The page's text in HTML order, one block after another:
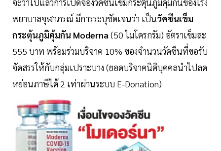
พยาบาลจุฬาภรณ์ มีการระบุชัดเจนว่า เป็นวัคซีนเข็ม
กระตุ้นภูมิคุ้มกัน Moderna (50 ไมโครกรัม) อัตราเข็มละ
555 บาท พร้อมร่วมบริจาค 10% ของจำนวนวัคซีนที่ขอรับ
จัดสรรให้กับกลุ่มเปราะบาง (ยอดบริจาคนิติบุคคลนำไปลด
หย่อนภาษีได้ 2 เท่าผ่านระบบ E-Donation)